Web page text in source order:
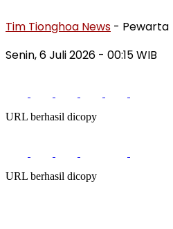
Tim Tionghoa News - Pewarta
Senin, 6 Juli 2026 - 00:15 WIB
URL berhasil dicopy
URL berhasil dicopy